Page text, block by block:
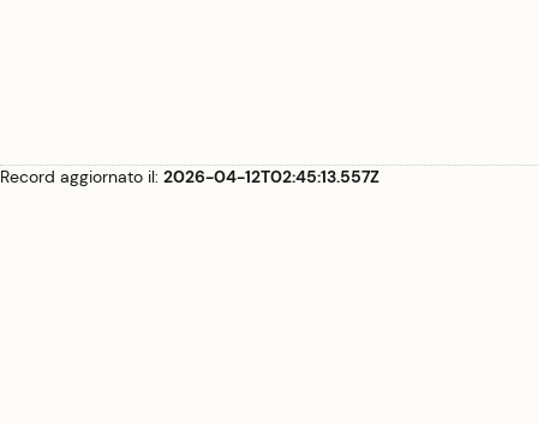
Record aggiornato il: 2026-04-12T02:45:13.557Z